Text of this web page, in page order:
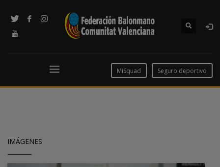
MiSquad Seguro deportivo
IMÁGENES